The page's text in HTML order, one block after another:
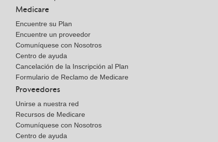
Medicare
Encuentre su Plan
Encuentre un proveedor
Comuníquese con Nosotros
Centro de ayuda
Cancelación de la Inscripción al Plan
Formulario de Reclamo de Medicare
Proveedores
Unirse a nuestra red
Recursos de Medicare
Comuníquese con Nosotros
Centro de ayuda